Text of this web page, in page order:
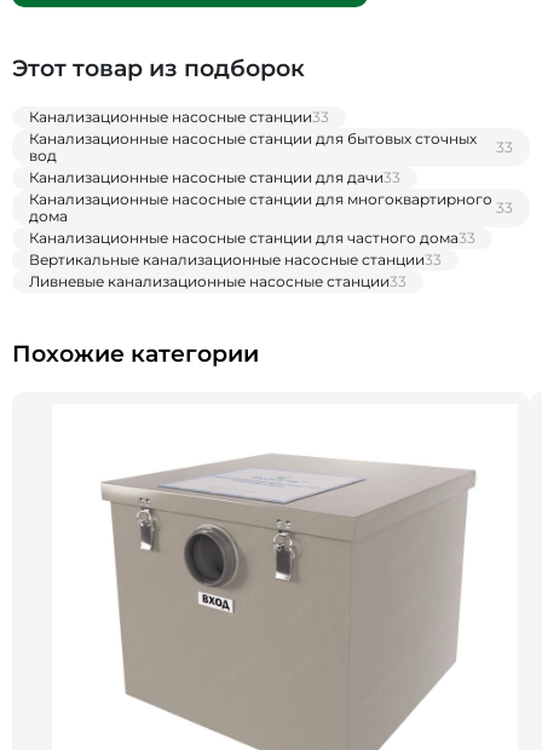
Этот товар из подборок
Канализационные насосные станции33
Канализационные насосные станции для бытовых сточных
вод
33
Канализационные насосные станции для дачи33
Канализационные насосные станции для многоквартирного
дома
33
Канализационные насосные станции для частного дома33
Вертикальные канализационные насосные станции33
Ливневые канализационные насосные станции33
Похожие категории